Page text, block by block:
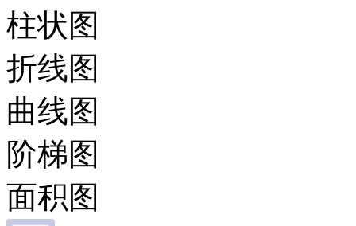
柱状图
折线图
曲线图
阶梯图
面积图